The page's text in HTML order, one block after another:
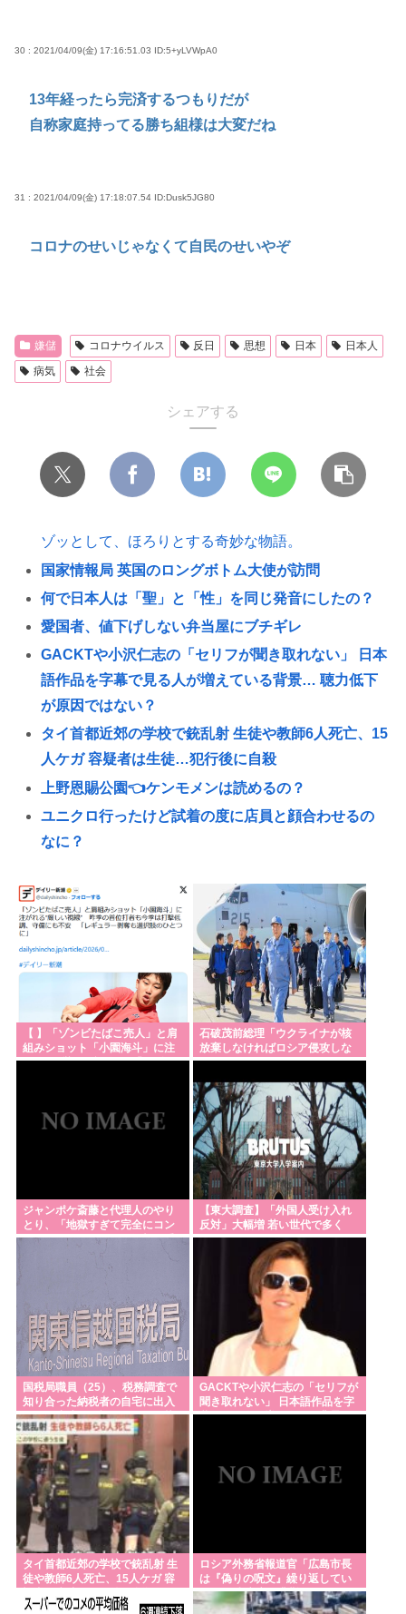
30 : 2021/04/09(金) 17:16:51.03 ID:5+yLVWpA0
13年経ったら完済するつもりだが
自称家庭持ってる勝ち組様は大変だね
31 : 2021/04/09(金) 17:18:07.54 ID:Dusk5JG80
コロナのせいじゃなくて自民のせいやぞ
嫌儲 コロナウイルス 反日 思想 日本
日本人
病気
社会
シェアする
ゾッとして、ほろりとする奇妙な物語。
国家情報局 英国のロングボトム大使が訪問
何で日本人は「聖」と「性」を同じ発音にしたの？
愛国者、値下げしない弁当屋にブチギレ
GACKTや小沢仁志の「セリフが聞き取れない」 日本
語作品を字幕で見る人が増えている背景… 聴力低下
が原因ではない？
タイ首都近郊の学校で銃乱射 生徒や教師6人死亡、15
人ケガ 容疑者は生徒…犯行後に自殺
上野恩賜公園👈ケンモメンは読めるの？
ユニクロ行ったけど試着の度に店員と顔合わせるの
なに？
従業員退職倒産、過去最多。「もはや外国人労働者
に頼るしかない」
小原ブラス、「喫煙所が減ってる」などの喫煙者の
不満にピシャリ 「じゃあやめれば？タバコなんて家
でだけ吸ってればいい」
ズル休みしてるんだけどちょっと気がかりな事あっ
て、煽りとか説教とか抜きに客観的意見くれる人だ
17歳で無期懲役になった奴、怖いwww
【高市速報】人類に代わって地球を支配しそうな奴
→「鳥類」「タコ・イカ」「麦」の3強に絞られる。
【サッカー】初の日本代表で感情爆発「使わないん
だったら呼ぶな！」 涙ながらに訴え「俺を何で選ん
だんだ？」ストライカーの意地
東京五輪200mバタフライ銀メダリストの本多灯、危
険運転致傷罪で起訴される。なぜ日本の競泳界はオ
ワコン化したのか
Powered by livedoor 相互RSS
【 】「ゾンビたばこ売人」と肩
組みショット「小園海斗」に注
がれる“厳しい視線” 「レギュ
石破茂前総理「ウクライナが核
放棄しなければロシア侵攻しな
かった」！
ジャンポケ斎藤と代理人のやり
とり、「地獄すぎて完全にコン
トになってる……」と衝撃を受
【東大調査】「外国人受け入れ
反対」大幅増 若い世代で多く
国税局職員（25）、税務調査で
知り合った納税者の自宅に出入
りしお小遣い1億5000万円頂戴
するwww
GACKTや小沢仁志の「セリフが
聞き取れない」 日本語作品を字
幕で見る人が増えている背景…
タイ首都近郊の学校で銃乱射 生
徒や教師6人死亡、15人ケガ 容
疑者は生徒…犯行後に自殺
ロシア外務省報道官「広島市長
は『偽りの呪文』繰り返してい
る」 平和宣言を非難